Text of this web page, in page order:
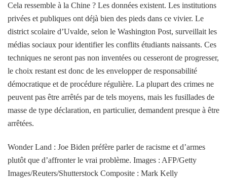
Cela ressemble à la Chine ? Les données existent. Les institutions
privées et publiques ont déjà bien des pieds dans ce vivier. Le
district scolaire d’Uvalde, selon le Washington Post, surveillait les
médias sociaux pour identifier les conflits étudiants naissants. Ces
techniques ne seront pas non inventées ou cesseront de progresser,
le choix restant est donc de les envelopper de responsabilité
démocratique et de procédure régulière. La plupart des crimes ne
peuvent pas être arrêtés par de tels moyens, mais les fusillades de
masse de type déclaration, en particulier, demandent presque à être
arrêtées.
Wonder Land : Joe Biden préfère parler de racisme et d’armes
plutôt que d’affronter le vrai problème. Images : AFP/Getty
Images/Reuters/Shutterstock Composite : Mark Kelly